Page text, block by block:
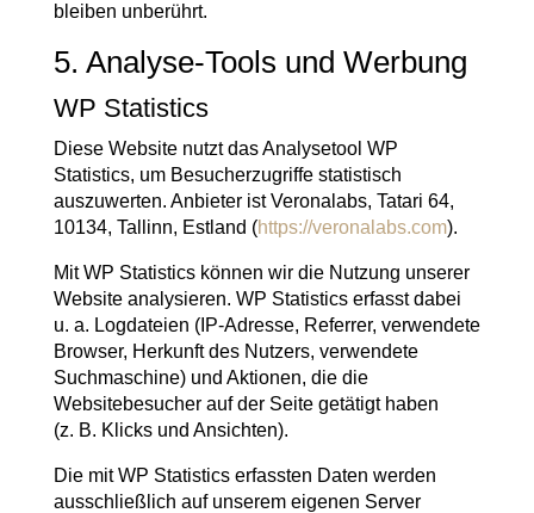
bleiben unberührt.
5. Analyse-Tools und Werbung
WP Statistics
Diese Website nutzt das Analysetool WP
Statistics, um Besucherzugriffe statistisch
auszuwerten. Anbieter ist Veronalabs, Tatari 64,
10134, Tallinn, Estland (https://veronalabs.com).
Mit WP Statistics können wir die Nutzung unserer
Website analysieren. WP Statistics erfasst dabei
u. a. Logdateien (IP-Adresse, Referrer, verwendete
Browser, Herkunft des Nutzers, verwendete
Suchmaschine) und Aktionen, die die
Websitebesucher auf der Seite getätigt haben
(z. B. Klicks und Ansichten).
Die mit WP Statistics erfassten Daten werden
ausschließlich auf unserem eigenen Server